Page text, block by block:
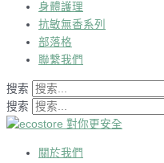
身體護理
抗敏無香系列
部落格
聯繫我們
搜索
搜索
關於我們